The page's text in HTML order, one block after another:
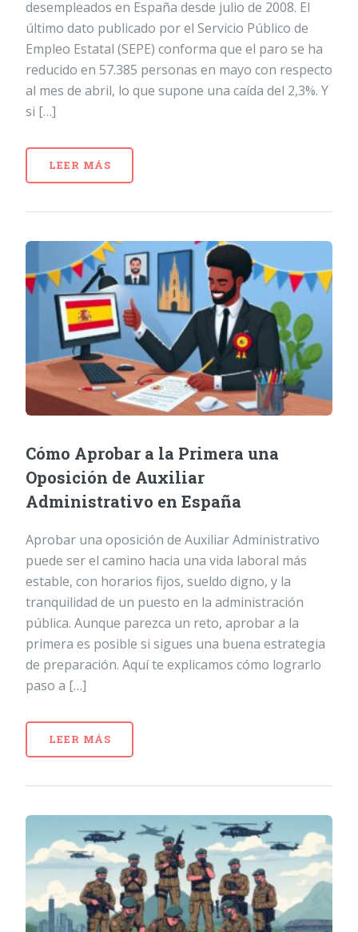
desempleados en España desde julio de 2008. El
último dato publicado por el Servicio Público de
Empleo Estatal (SEPE) conforma que el paro se ha
reducido en 57.385 personas en mayo con respecto
al mes de abril, lo que supone una caída del 2,3%. Y
si […]
LEER MÁS
Cómo Aprobar a la Primera una
Oposición de Auxiliar
Administrativo en España
Aprobar una oposición de Auxiliar Administrativo
puede ser el camino hacia una vida laboral más
estable, con horarios fijos, sueldo digno, y la
tranquilidad de un puesto en la administración
pública. Aunque parezca un reto, aprobar a la
primera es posible si sigues una buena estrategia
de preparación. Aquí te explicamos cómo lograrlo
paso a […]
LEER MÁS